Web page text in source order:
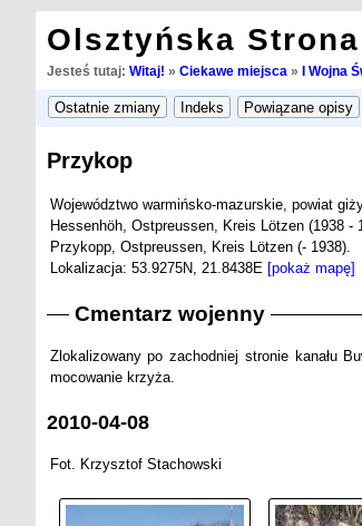
Olsztyńska
Jesteś tutaj: Witaj! » Ciekawe miejsca » I Wojna
Przykop
Województwo warmińsko-mazurskie, powiat
Hessenhöh, Ostpreussen, Kreis Lötzen (1938 -
Przykopp, Ostpreussen, Kreis Lötzen (- 1938).
Lokalizacja: 53.9275N, 21.8438E [pokaż mapę]
Cmentarz wojenny
Zlokalizowany po zachodniej stronie kanału
mocowanie krzyża.
2010-04-08
Fot. Krzysztof Stachowski